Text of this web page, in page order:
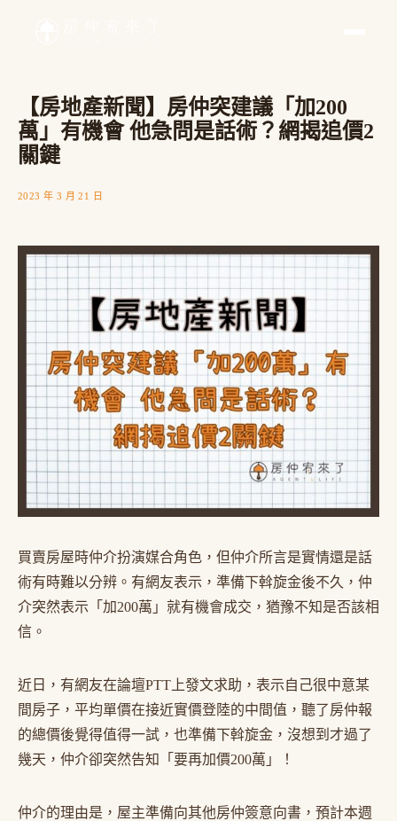
【房地產新聞】房仲突建議「加200
萬」有機會 他急問是話術？網揭追價2
關鍵
2023 年 3 月 21 日
買賣房屋時仲介扮演媒合角色，但仲介所言是實情還是話
術有時難以分辨。有網友表示，準備下斡旋金後不久，仲
介突然表示「加200萬」就有機會成交，猶豫不知是否該相
信。
近日，有網友在論壇PTT上發文求助，表示自己很中意某
間房子，平均單價在接近實價登陸的中間值，聽了房仲報
的總價後覺得值得一試，也準備下斡旋金，沒想到才過了
幾天，仲介卻突然告知「要再加價200萬」！
仲介的理由是，屋主準備向其他房仲簽意向書，預計本週